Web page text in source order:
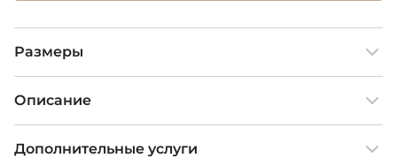
Размеры
Описание
Дополнительные услуги